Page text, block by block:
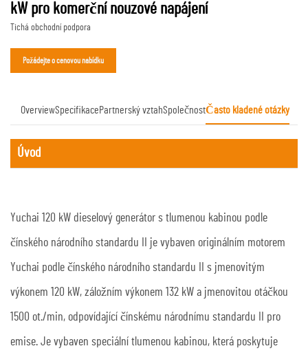
kW pro komerční nouzové napájení
Tichá obchodní podpora
Požádejte o cenovou nabídku
OverviewSpecifikacePartnerský vztahSpolečnostČasto kladené otázky
Úvod
Yuchai 120 kW dieselový generátor s tlumenou kabinou podle
čínského národního standardu II je vybaven originálním motorem
Yuchai podle čínského národního standardu II s jmenovitým
výkonem 120 kW, záložním výkonem 132 kW a jmenovitou otáčkou
1500 ot./min, odpovídající čínskému národnímu standardu II pro
emise. Je vybaven speciální tlumenou kabinou, která poskytuje